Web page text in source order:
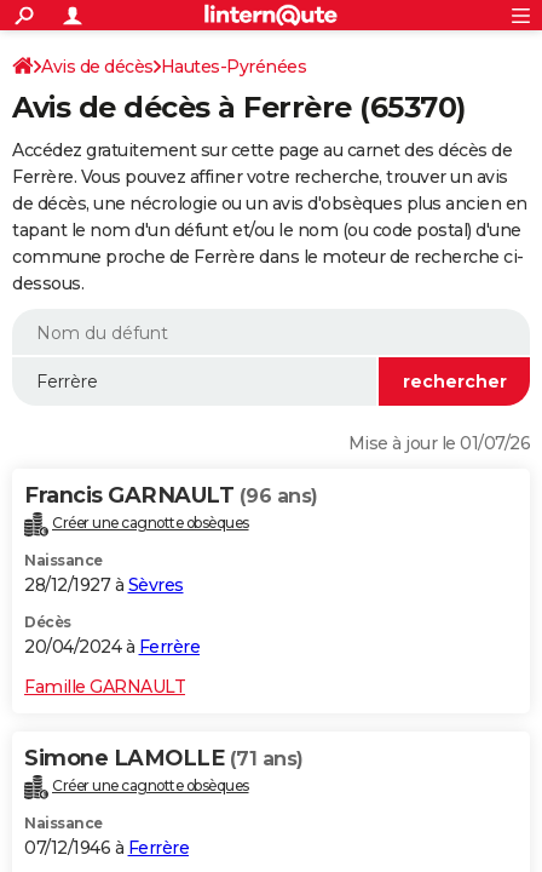
ACTUALITÉS
Politique
Société
Faits Divers
Education
Monde
Villes
+
SPORT
Coupe du monde 2026
Football
Tennis
Cyclisme
Rugby
Forum
Programme TV
TNT
Streaming
Cinéma
Sorties cinéma
Musique
+
FINANCE
Retraite
Epargne
Immobilier
Risques naturels par ville
Assurance
AUTO
Essais
Réserver un essai
Citadines
Berlines
SUV
Forum auto
+
HIGH-TECH
BRICOLAGE
WEEK-END
Alimentation
Guide de la santé
Maladies
Médicaments
Sommeil
VOYAGE
Destinations
City break
Voyage nature
Voyage de noces
Forum
Climat
+PHOTO
GUIDES D'ACHAT
Carte de Noël
Carte Bonne année
Carte Saint-Valentin
Carte Pâques
Carte d'anniversaire
DICTIONNAIRE
Dictionnaire
Biographies
Citations
Expressions
Proverbes
PROGRAMME TV
S'inscrire
Connexion
Avis de décès Hautes-Pyrénées
Avis de décès à Ferrère (65370)
Accédez gratuitement sur cette page au carnet des décès de
Ferrère. Vous pouvez affiner votre recherche, trouver un avis
de décès, une nécrologie ou un avis d'obsèques plus ancien en
tapant le nom d'un défunt et/ou le nom (ou code postal) d'une
commune proche de Ferrère dans le moteur de recherche ci-
dessous.
Mise à jour le 01/07/26
Francis GARNAULT (96 ans)
Créer une cagnotte obsèques
Naissance
28/12/1927 à Sèvres
Décès
20/04/2024 à Ferrère
Famille GARNAULT
Simone LAMOLLE (71 ans)
Créer une cagnotte obsèques
Naissance
07/12/1946 à Ferrère